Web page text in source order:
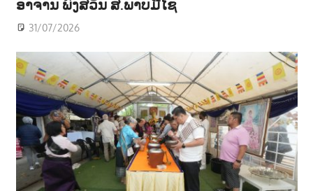
ອາຈານ ພົງສວັນ ສ.ພາບມີໄຊ
31/07/2026